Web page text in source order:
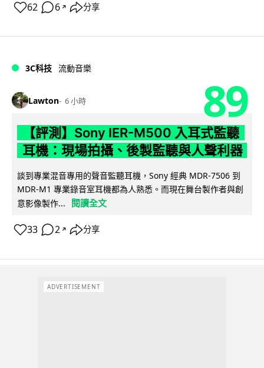
62 6 ↗ 分享
3C科技 流動音樂
Lawton 6 小時 89
【評測】Sony IER-M500 入耳式監聽
耳機：現場拍攝、後製監聽與人聲利器
談到專業混音專用的聲音監聽耳機，Sony 經典 MDR-7506 到
MDR-M1 專業錄音室耳機都為人熟悉。而現在舞台製作者與創
意影像製作...
閱讀全文
33 2 ↗ 分享
ADVERTISEMENT